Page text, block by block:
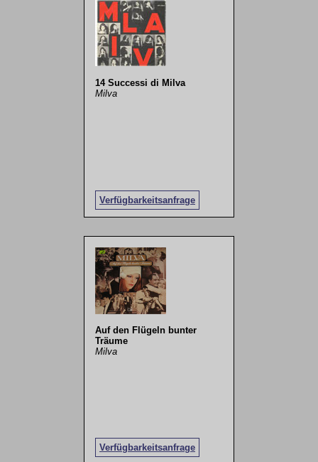
14 Successi di Milva
Milva
Verfügbarkeitsanfrage
Auf den Flügeln bunter
Träume
Milva
Verfügbarkeitsanfrage